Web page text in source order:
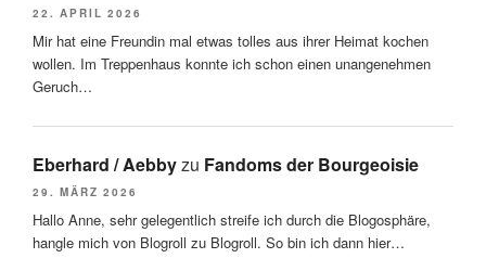
22. APRIL 2026
Mir hat eine Freundin mal etwas tolles aus ihrer Heimat kochen
wollen. Im Treppenhaus konnte ich schon einen unangenehmen
Geruch…
Eberhard / Aebbyzu Fandoms der Bourgeoisie
29. MÄRZ 2026
Hallo Anne, sehr gelegentlich streife ich durch die Blogosphäre,
hangle mich von Blogroll zu Blogroll. So bin ich dann hier…